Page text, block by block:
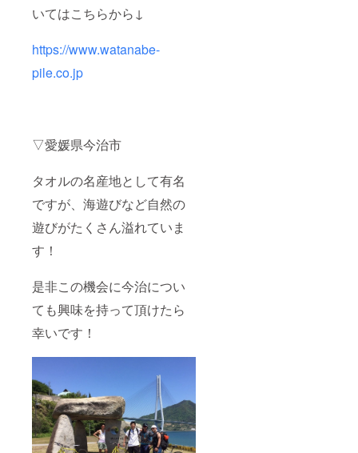
いてはこちらから↓
https://www.watanabe-
pile.co.jp
▽愛媛県今治市
タオルの名産地として有名
ですが、海遊びなど自然の
遊びがたくさん溢れていま
す！
是非この機会に今治につい
ても興味を持って頂けたら
幸いです！